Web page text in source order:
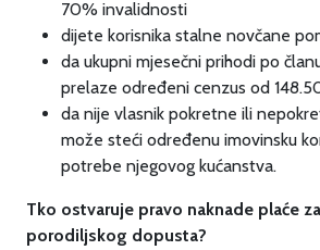
70% invalidnosti
dijete korisnika stalne novčane
da ukupni mjesečni prihodi po
prelaze određeni cenzus od
da nije vlasnik pokretne ili
može steći određenu imovinsku
potrebe njegovog kućanstva.
Tko ostvaruje pravo naknade plaće
porodiljskog dopusta?